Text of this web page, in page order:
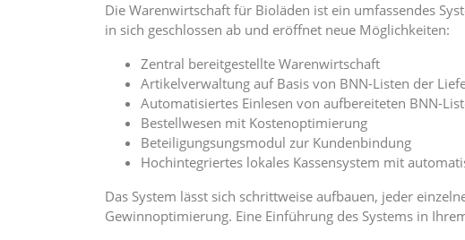
Die Warenwirtschaft für Bioläden ist ein umfassendes
in sich geschlossen ab und eröffnet neue Möglichkeiten:
Zentral bereitgestellte Warenwirtschaft
Artikelverwaltung auf Basis von BNN-Listen der
Automatisiertes Einlesen von aufbereiteten BNN-
Bestellwesen mit Kostenoptimierung
Beteiligungsungsmodul zur Kundenbindung
Hochintegriertes lokales Kassensystem mit
Das System lässt sich schrittweise aufbauen, jeder
Gewinnoptimierung. Eine Einführung des Systems in